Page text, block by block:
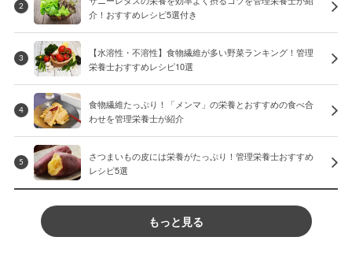
2
介！おすすめレシピ5選付き
3
【水溶性・不溶性】食物繊維が多い野菜ランキング！管理
栄養士おすすめレシピ10選
4
食物繊維たっぷり！「メンマ」の栄養とおすすめの食べ合
わせを管理栄養士が紹介
5
さつまいもの皮には栄養がたっぷり！管理栄養士おすすめ
レシピ5選
もっと見る